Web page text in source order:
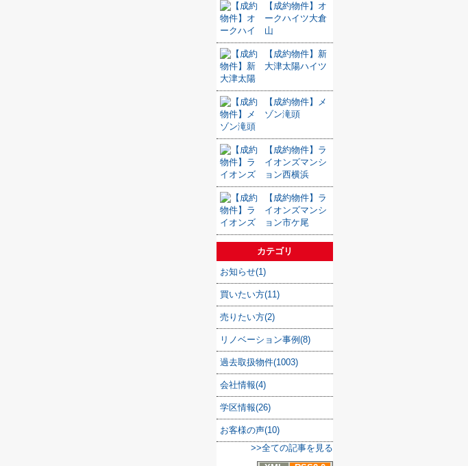
【成約物件】オ
ークハイツ大倉
山
【成約物件】新
大津太陽ハイツ
【成約物件】メ
ゾン滝頭
【成約物件】ラ
イオンズマンシ
ョン西横浜
【成約物件】ラ
イオンズマンシ
ョン市ケ尾
カテゴリ
お知らせ(1)
買いたい方(11)
売りたい方(2)
リノベーション事例(8)
過去取扱物件(1003)
会社情報(4)
学区情報(26)
お客様の声(10)
>>全ての記事を見る